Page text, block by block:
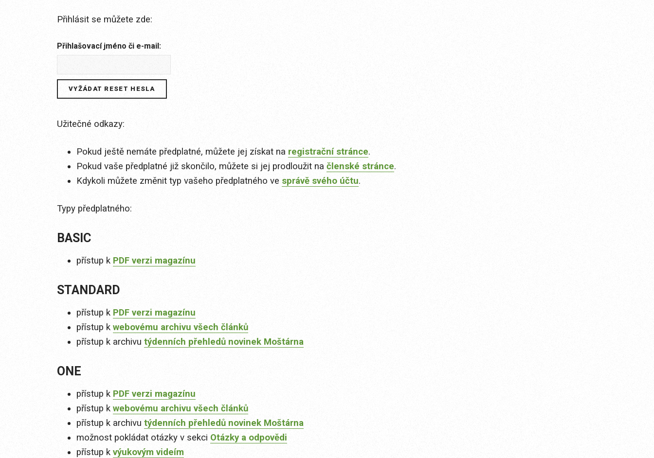
Přihlásit se můžete zde:
Přihlašovací jméno či e-mail:
Užitečné odkazy:
Pokud ještě nemáte předplatné, můžete jej získat na registrační stránce.
Pokud vaše předplatné již skončilo, můžete si jej prodloužit na členské stránce.
Kdykoli můžete změnit typ vašeho předplatného ve správě svého účtu.
Typy předplatného:
BASIC
přístup k PDF verzi magazínu
STANDARD
přístup k PDF verzi magazínu
přístup k webovému archivu všech článků
přístup k archivu týdenních přehledů novinek Moštárna
ONE
přístup k PDF verzi magazínu
přístup k webovému archivu všech článků
přístup k archivu týdenních přehledů novinek Moštárna
možnost pokládat otázky v sekci Otázky a odpovědi
přístup k výukovým videím